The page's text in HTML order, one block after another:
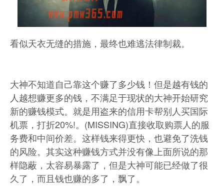
看似天衣无缝的措施，最终也难逃法律制裁。
大神不知道自己靠这个赚了多少钱！但是越有钱的
人越想赚更多的钱，不满足于现状的大神开始研究
新的赚钱模式。就是用盗来的信用卡帮别人买国际
机票，打折20%!。(MISSING)直接收取购票人的服
务费和中间价差。这样钱来得更快，也避免了洗钱
的风险。其实这种赚钱方式并没有像上面所说的那
样隐蔽，太容易暴露了，但是大神可能已经做了很
久了，而且钱也赚的多了，飘了。